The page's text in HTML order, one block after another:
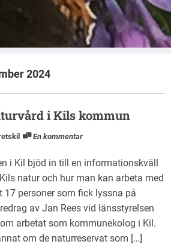
Dokument
2024
i Kils kommun
En kommentar
i Kil bjöd in till en informationskväll
natur och hur man kan arbeta med
17 personer som fick lyssna på
av Jan Rees vid länsstyrelsen
arbetat som kommunekolog i Kil.
om de naturreservat som […]